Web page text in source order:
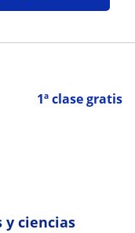
1ª clase gratis
y ciencias